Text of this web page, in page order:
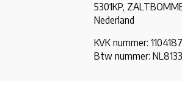
5301KP,
Nederland
KVK nummer:
Btw nummer: